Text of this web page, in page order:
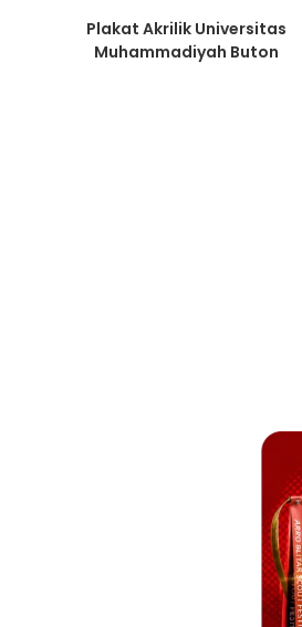
Plakat Akrilik Universitas
Muhammadiyah Buton